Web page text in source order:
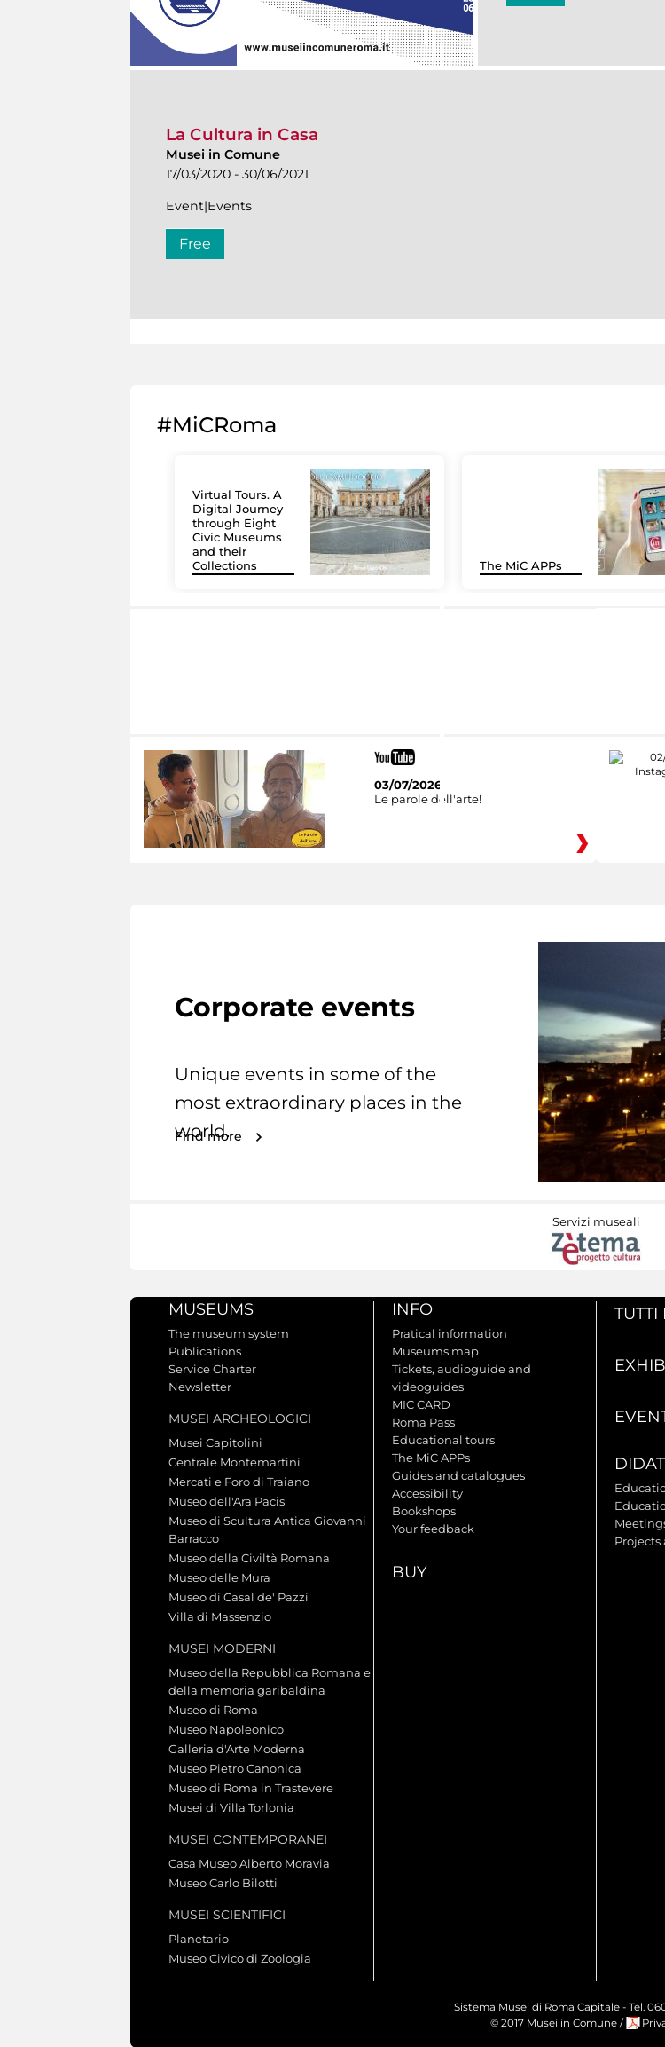
La Cultura in Casa
Musei in Comune
17/03/2020 - 30/06/2021
Event|Events
Free
#MiCRoma
Virtual Tours. A
Digital Journey
through Eight
Civic Museums
and their
Collections
The MiC APPs
03/07/2026
Le parole dell'arte!
Corporate events
Unique events in some of the
most extraordinary places in the
world.
Find more
Servizi museali
MUSEUMS
The museum system
Publications
Service Charter
Newsletter
MUSEI ARCHEOLOGICI
Musei Capitolini
Centrale Montemartini
Mercati e Foro di Traiano
Museo dell'Ara Pacis
Museo di Scultura Antica Giovanni
Barracco
Museo della Civiltà Romana
Museo delle Mura
Museo di Casal de' Pazzi
Villa di Massenzio
MUSEI MODERNI
Museo della Repubblica Romana e
della memoria garibaldina
Museo di Roma
Museo Napoleonico
Galleria d'Arte Moderna
Museo Pietro Canonica
Museo di Roma in Trastevere
Musei di Villa Torlonia
MUSEI CONTEMPORANEI
Casa Museo Alberto Moravia
Museo Carlo Bilotti
MUSEI SCIENTIFICI
Planetario
Museo Civico di Zoologia
INFO
Pratical information
Museums map
Tickets, audioguide and
videoguides
MIC CARD
Roma Pass
Educational tours
The MiC APPs
Guides and catalogues
Accessibility
Bookshops
Your feedback
BUY
TUTTI
Projects
Sistema Musei di Roma Capitale - Tel.
© 2017 Musei in Comune /